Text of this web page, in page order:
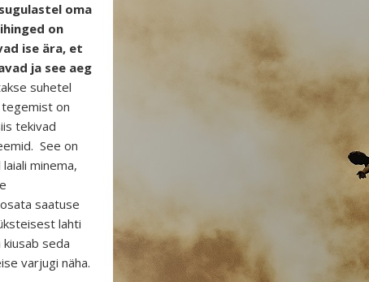
oma
on
ise ära, et
ja see aeg
suhetel
tegemist on
tekivad
See on
minema,
saatuse
lahti
seda
varjugi näha.